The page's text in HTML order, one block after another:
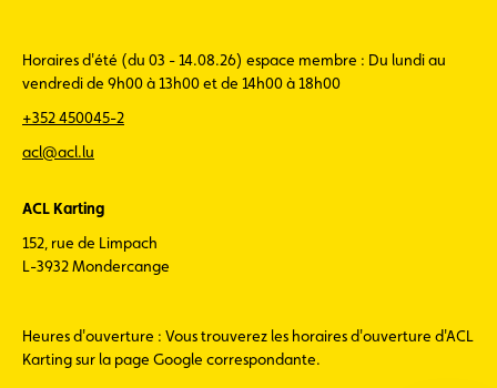
Horaires d'été (du 03 - 14.08.26) espace membre : Du lundi au
vendredi de 9h00 à 13h00 et de 14h00 à 18h00
+352 450045-2
acl@acl.lu
ACL Karting
152, rue de Limpach
L-3932 Mondercange
Heures d'ouverture : Vous trouverez les horaires d'ouverture d'ACL
Karting sur la page Google correspondante.